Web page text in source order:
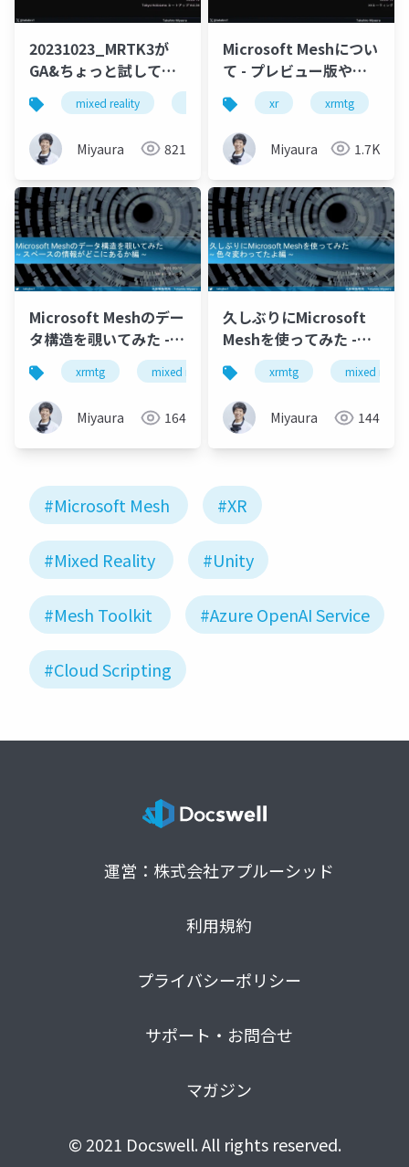
20231023_MRTK3が
GA&ちょっと試してみ
た
mixed reality mrtk3 unity
Miyaura 821
Microsoft Meshについ
て - プレビュー版やド
キュメントが出てきた
のでその情報整理
xr xrmtg
Miyaura 1.7K
Microsoft Meshのデー
タ構造を覗いてみた -
スペースの情報がどこ
にあるか編 -
xrmtg mixed reality xr microsoft mesh
Miyaura 164
久しぶりにMicrosoft
Meshを使ってみた -
色々変わってたよ編 -
xrmtg mixed reality
Miyaura 144
#Microsoft Mesh #XR
#Mixed Reality #Unity
#Mesh Toolkit #Azure OpenAI Service
#Cloud Scripting
運営：株式会社アプルーシッド
利用規約
プライバシーポリシー
サポート・お問合せ
マガジン
© 2021 Docswell. All rights reserved.